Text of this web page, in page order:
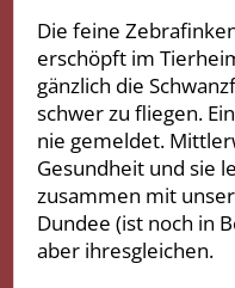
Die feine
erschöpft im
gänzlich die
schwer zu fliegen.
nie gemeldet.
Gesundheit und sie
zusammen mit
Dundee (ist noch in
aber ihresgleichen.